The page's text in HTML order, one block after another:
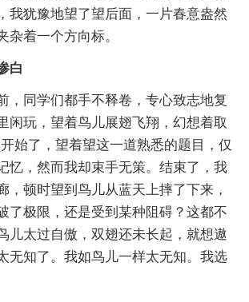
我犹豫地望了望后面，一片春意盎然
杂着一个方向标。
白
同学们都手不释卷，专心致志地复
闲玩，望着鸟儿展翅飞翔，幻想着取
始了，望着望这一道熟悉的题目，仅
忆，然而我却束手无策。结束了，我
，顿时望到鸟儿从蓝天上摔了下来，
了极限，还是受到某种阻碍？这都不
儿太过自傲，双翅还未长起，就想遨
无知了。我如鸟儿一样太无知。我选